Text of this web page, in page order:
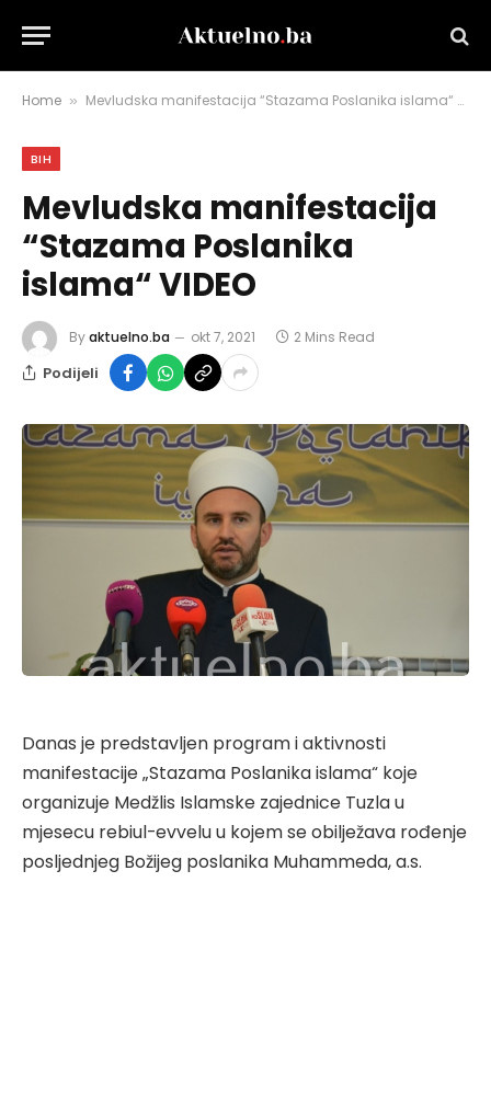
Home » Mevludska manifestacija “Stazama Poslanika islama“ VIDEO
BIH
Mevludska manifestacija
“Stazama Poslanika
islama“ VIDEO
Byaktuelno.ba okt 7, 2021 2 Mins Read
Podijeli
Danas je predstavljen program i aktivnosti
manifestacije „Stazama Poslanika islama“ koje
organizuje Medžlis Islamske zajednice Tuzla u
mjesecu rebiul-evvelu u kojem se obilježava rođenje
posljednjeg Božijeg poslanika Muhammeda, a.s.